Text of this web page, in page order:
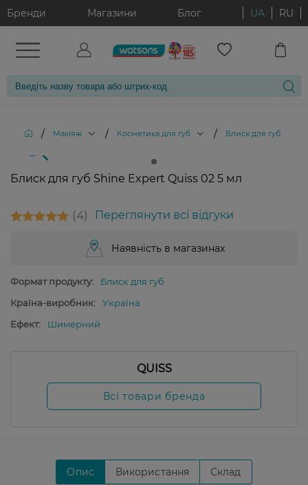
Бренди Магазини Блог UA RU
/ Макіяж / Косметика для губ / Блиск для губ
Блиск для губ Shine Expert Quiss 02 5 мл
4 Переглянути всі відгуки
Наявність в магазинах
Формат продукту:
Блиск для губ
Країна-виробник:
Україна
Ефект:
Шимерний
QUISS
Всі товари бренда
Опис Використання Склад